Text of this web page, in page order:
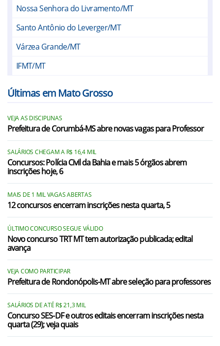
Nossa Senhora do Livramento/MT
Santo Antônio do Leverger/MT
Várzea Grande/MT
IFMT/MT
Últimas em Mato Grosso
VEJA AS DISCIPLINAS
Prefeitura de Corumbá-MS abre novas vagas para Professor
SALÁRIOS CHEGAM A R$ 16,4 MIL
Concursos: Polícia Civil da Bahia e mais 5 órgãos abrem
inscrições hoje, 6
MAIS DE 1 MIL VAGAS ABERTAS
12 concursos encerram inscrições nesta quarta, 5
ÚLTIMO CONCURSO SEGUE VÁLIDO
Novo concurso TRT MT tem autorização publicada; edital
avança
VEJA COMO PARTICIPAR
Prefeitura de Rondonópolis-MT abre seleção para professores
SALÁRIOS DE ATÉ R$ 21,3 MIL
Concurso SES-DF e outros editais encerram inscrições nesta
quarta (29); veja quais